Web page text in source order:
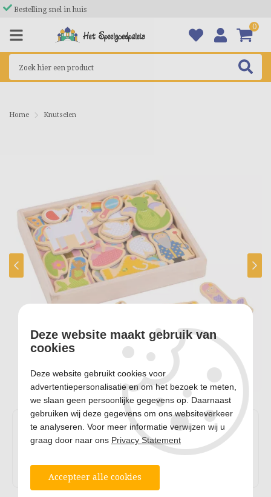
Bestelling snel in huis
0
Home Knutselen
Deze website maakt gebruik van
cookies
Deze website gebruikt cookies voor
advertentiepersonalisatie en om het bezoek te meten,
we slaan geen persoonlijke gegevens op. Daarnaast
gebruiken wij deze gegevens om ons websiteverkeer
te analyseren. Voor meer informatie verwijzen wij u
graag door naar ons Privacy Statement
Accepteer alle cookies